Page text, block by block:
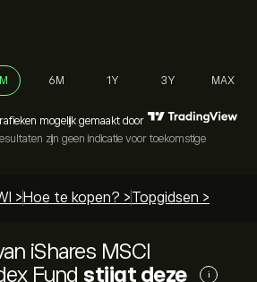
6M 1Y 3Y MAX
mogelijk gemaakt door
zijn geen indicatie voor toekomstige
> Hoe te kopen? >Topgidsen >
iShares MSCI
Fund stijgt deze
i